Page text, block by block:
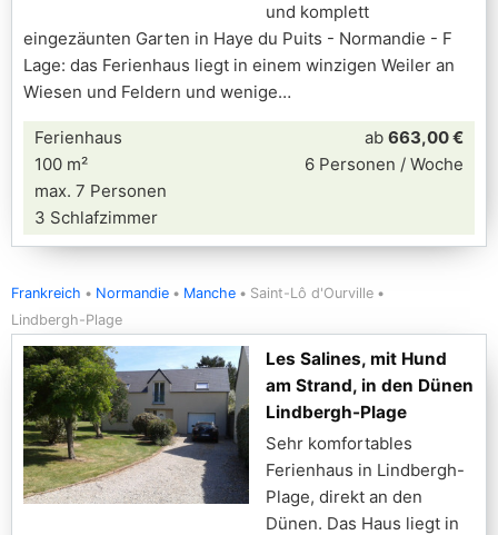
und komplett
eingezäunten Garten in Haye du Puits - Normandie - F
Lage: das Ferienhaus liegt in einem winzigen Weiler an
Wiesen und Feldern und wenige
Ferienhaus
100 m²
max. 7 Personen
3 Schlafzimmer
ab 663,00 €
6 Personen / Woche
Frankreich Normandie Manche
Saint-Lô d'Ourville
Lindbergh-Plage
Les Salines, mit Hund
am Strand, in den Dünen
Lindbergh-Plage
Sehr komfortables
Ferienhaus in Lindbergh-
Plage, direkt an den
Dünen. Das Haus liegt in